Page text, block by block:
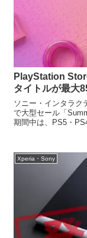
PlayStation
タイトルが最大
ソニー・インタラク
で大型セール「
期間中は、PS5・
Xperia・Sony